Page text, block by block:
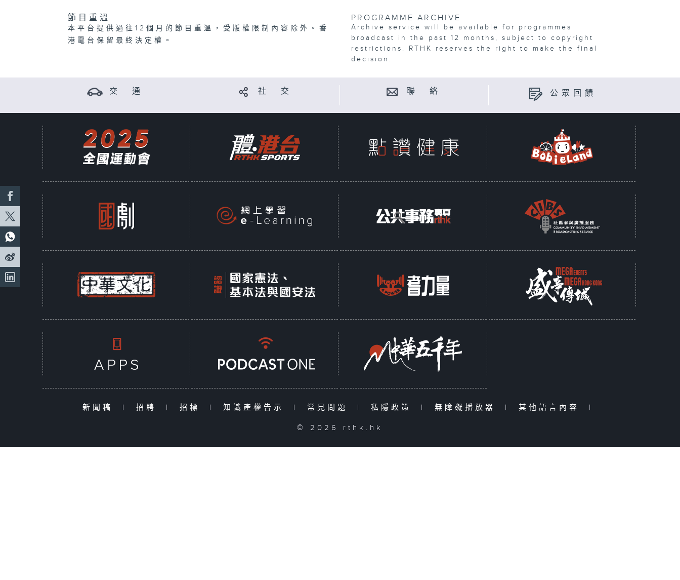
節目重溫
本平台提供過往12個月的節目重溫，受版權限制內容除外。香
港電台保留最終決定權。
PROGRAMME ARCHIVE
Archive service will be available for programmes
broadcast in the past 12 months, subject to copyright
restrictions. RTHK reserves the right to make the final
decision.
交 通 社 交 聯 絡 公眾回饋
新聞稿 | 招聘 | 招標 | 知識產權告示 | 常見問題 | 私隱政策 | 無障礙播放器 | 其他語言內容 |
© 2026 rthk.hk